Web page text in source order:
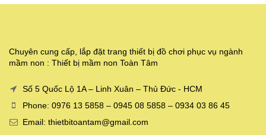
Chuyên cung cấp, lắp đặt trang thiết bị đồ chơi phục vụ ngành
mầm non : Thiết bị mầm non Toàn Tâm
Số 5 Quốc Lộ 1A – Linh Xuân – Thủ Đức - HCM
Phone: 0976 13 5858 – 0945 08 5858 – 0934 03 86 45
Email: thietbitoantam@gmail.com